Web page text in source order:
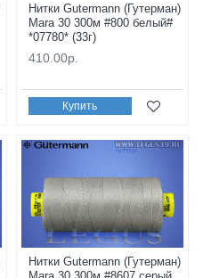
Нитки Gutermann (Гутерман)
Mara 30 300м #800 белый#
*07780* (33г)
410.00р.
Купить
Нитки Gutermann (Гутерман)